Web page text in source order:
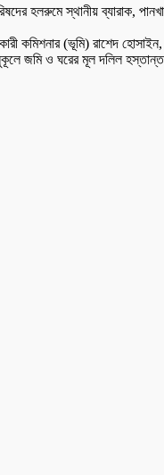
হলরুমে স্থানীয় ব্যারাক,
কমিশনার (ভূমি) রাশেদ
জমি ও ঘরের মূল দলিল